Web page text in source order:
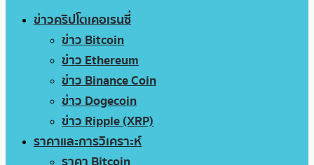
ข่าวคริปโตเคอเรนซี่
ข่าว Bitcoin
ข่าว Ethereum
ข่าว Binance Coin
ข่าว Dogecoin
ข่าว Ripple (XRP)
ราคาและการวิเคราะห์